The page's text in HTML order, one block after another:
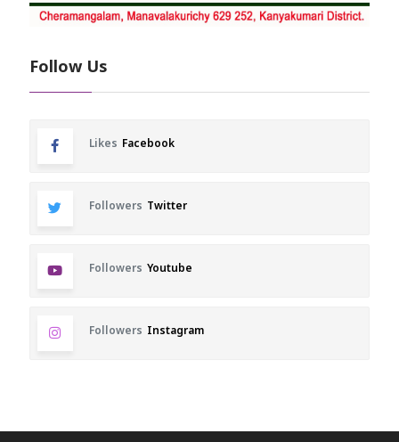
Follow Us
Likes Facebook
Followers Twitter
Followers Youtube
Followers Instagram